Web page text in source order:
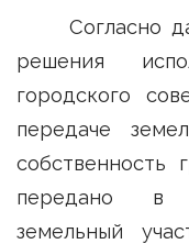
Согласно
решения
городского
передаче
передано в
земельный